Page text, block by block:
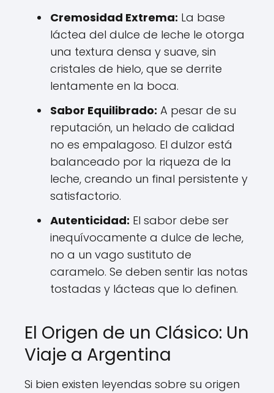
Cremosidad Extrema: La base
láctea del dulce de leche le otorga
una textura densa y suave, sin
cristales de hielo, que se derrite
lentamente en la boca.
Sabor Equilibrado: A pesar de su
reputación, un helado de calidad
no es empalagoso. El dulzor está
balanceado por la riqueza de la
leche, creando un final persistente y
satisfactorio.
Autenticidad: El sabor debe ser
inequívocamente a dulce de leche,
no a un vago sustituto de
caramelo. Se deben sentir las notas
tostadas y lácteas que lo definen.
El Origen de un Clásico: Un
Viaje a Argentina
Si bien existen leyendas sobre su origen